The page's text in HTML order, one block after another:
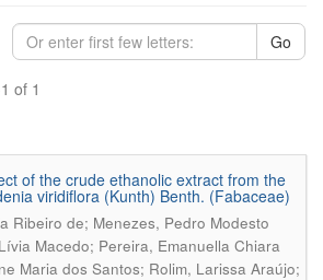
Go
of 1
of the crude ethanolic extract from the
viridiflora (Kunth) Benth. (Fabaceae)
Ribeiro de; Menezes, Pedro Modesto
Macedo; Pereira, Emanuella Chiara
Maria dos Santos; Rolim, Larissa Araújo;